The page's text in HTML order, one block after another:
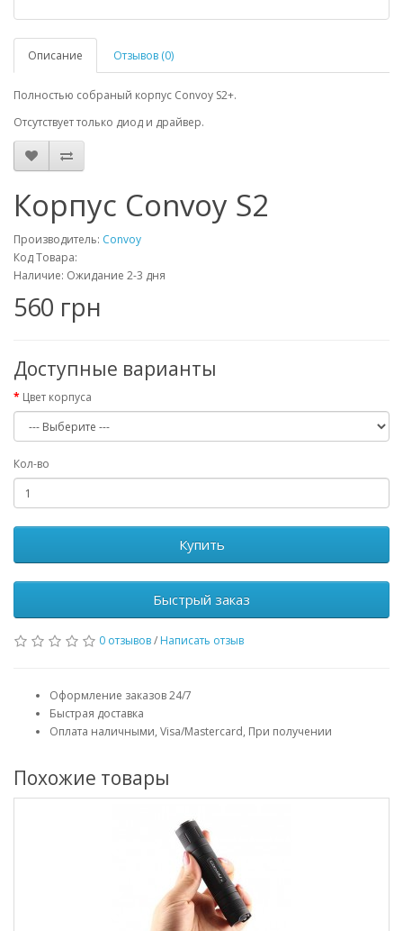
Описание Отзывов (0)
Полностью собраный корпус Convoy S2+.
Отсутствует только диод и драйвер.
Корпус Convoy S2
Производитель: Convoy
Код Товара:
Наличие: Ожидание 2-3 дня
560 грн
Доступные варианты
Цвет корпуса
Кол-во
Купить
Быстрый заказ
0 отзывов/ Написать отзыв
Оформление заказов 24/7
Быстрая доставка
Оплата наличными, Visa/Mastercard, При получении
Похожие товары